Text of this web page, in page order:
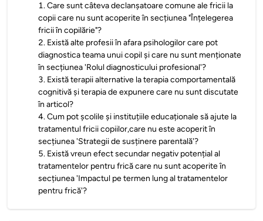
1.Care sunt câteva declanșatoare comune ale fricii la
copii care nu sunt acoperite în secțiunea "Înțelegerea
fricii în copilărie"?
2. Există alte profesii în afara psihologilor care pot
diagnostica teama unui copil și care nu sunt menționate
în secțiunea 'Rolul diagnosticului profesional'?
3. Există terapii alternative la terapia comportamentală
cognitivă și terapia de expunere care nu sunt discutate
în articol?
4.Cum pot școlile și instituțiile educaționale să ajute la
tratamentul fricii copiilor,care nu este acoperit în
secțiunea 'Strategii de susținere parentală'?
5. Există vreun efect secundar negativ potențial al
tratamentelor pentru frică care nu sunt acoperite în
secțiunea 'Impactul pe termen lung al tratamentelor
pentru frică'?